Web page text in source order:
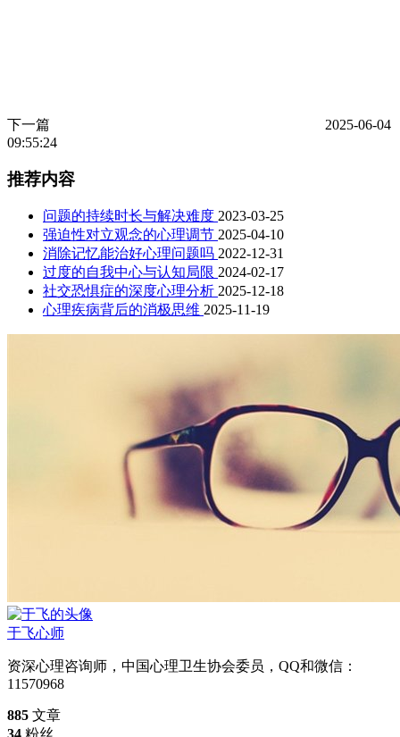
下一篇
2025-06-04
09:55:24
推荐内容
问题的持续时长与解决难度 2023-03-25
强迫性对立观念的心理调节 2025-04-10
消除记忆能治好心理问题吗 2022-12-31
过度的自我中心与认知局限 2024-02-17
社交恐惧症的深度心理分析 2025-12-18
心理疾病背后的消极思维 2025-11-19
于飞心师
资深心理咨询师，中国心理卫生协会委员，QQ和微信：
11570968
885 文章